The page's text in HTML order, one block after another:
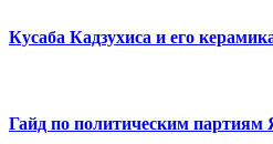
Кусаба Кадзухиса и его
Гайд по политическим партиям